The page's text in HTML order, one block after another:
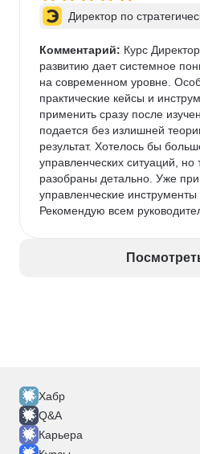
Директор по
Комментарий: Курс
развитию дает системное
на современном уровне.
практические кейсы и
применить сразу после
подается без излишней
результат. Хотелось бы
управленческих ситуаций,
разобраны детально. Уже
управленческие инструменты
Рекомендую всем
Хабр
Q&A
Карьера